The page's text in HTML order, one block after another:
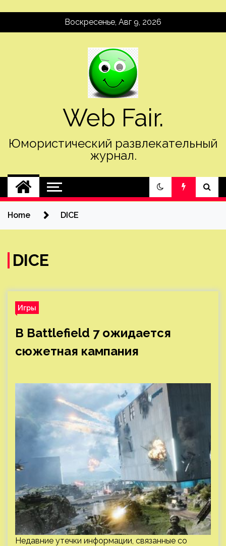
Воскресенье, Авг 9, 2026
Web Fair.
Юмористический развлекательный
журнал.
Home DICE
DICE
Игры
В Battlefield 7 ожидается
сюжетная кампания
Недавние утечки информации, связанные со